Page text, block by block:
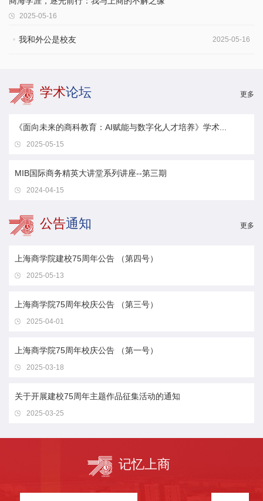
2025-05-16
2025-05-16
我和外公是校友
学术论坛 更多
《面向未来的商科教育：AI赋能与数字化人才培养》学术...
2025-05-15
MIB国际商务精英大讲堂系列讲座--第三期
2024-04-15
公告通知 更多
上海商学院建校75周年公告 （第四号）
2025-05-13
上海商学院75周年校庆公告 （第三号）
2025-04-01
上海商学院75周年校庆公告 （第一号）
2025-03-18
关于开展建校75周年主题作品征集活动的通知
2025-03-25
记忆 上商